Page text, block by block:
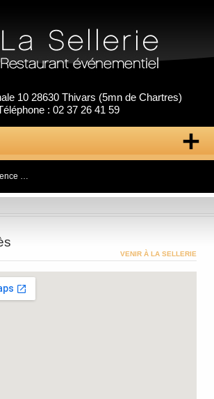
10 28630 Thivars (5mn de Chartres)
: 02 37 26 41 59
…
VENIR À LA SELLERIE